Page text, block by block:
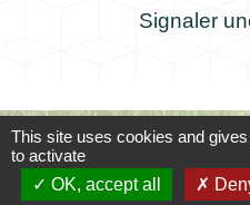
Signaler
Commune
This site uses cookies and
to activate
OK, accept all